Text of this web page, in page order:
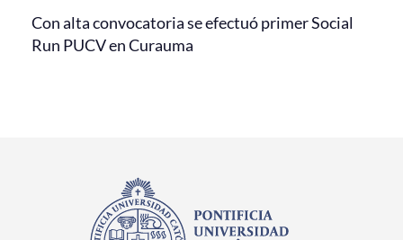
Con alta convocatoria se efectuó primer Social
Run PUCV en Curauma